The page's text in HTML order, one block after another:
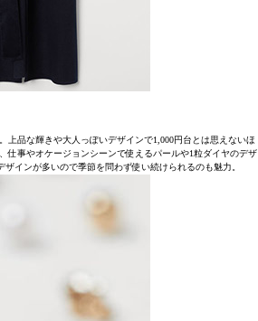
上品な輝きや大人っぽいデザインで1,000円台とは思えないほ
仕事やオケージョンシーンで使えるパールや1粒ダイヤのデザ
インが多いので季節を問わず使い続けられるのも魅力。